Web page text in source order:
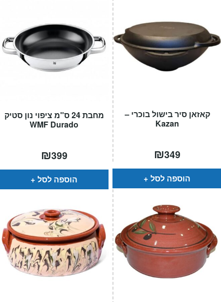
מחבת 24 ס"מ ציפוי נון סטיק
WMF Durado
₪399
הוספה לסל
קאזאן סיר בישול בוכרי –
Kazan
₪349
הוספה לסל